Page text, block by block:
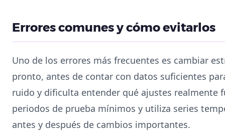
Errores comunes y cómo evitarlos
Uno de los errores más frecuentes es cambiar
pronto, antes de contar con datos suficientes
ruido y dificulta entender qué ajustes realmente
periodos de prueba mínimos y utiliza series
antes y después de cambios importantes.